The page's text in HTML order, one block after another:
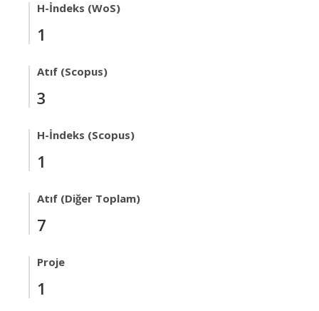
H-İndeks (WoS)
1
Atıf (Scopus)
3
H-İndeks (Scopus)
1
Atıf (Diğer Toplam)
7
Proje
1